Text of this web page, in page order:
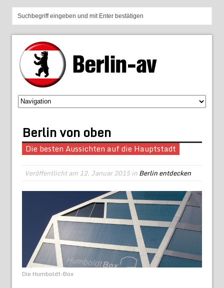
Berlin von oben
Die besten Aussichten auf die Hauptstadt
Veröffentlicht am12. Januar 2015inBerlin entdecken
Die Humboldt-Box